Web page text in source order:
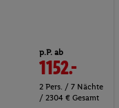
p.P. ab
1152.-
2 Pers. / 7 Nächte
/ 2304 € Gesamt